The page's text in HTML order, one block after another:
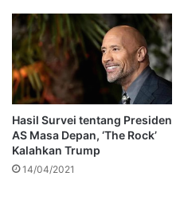
Hasil Survei tentang Presiden
AS Masa Depan, ‘The Rock’
Kalahkan Trump
14/04/2021